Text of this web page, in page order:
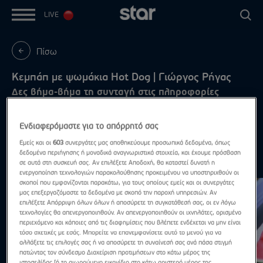
LIVE
Πίσω
Κεμπάπ με ψωμάκια Hot Dog | Γιώργος Ρήγας
Δες βήμα-βήμα τη συνταγή στις πληροφορίες
Συνταγές Δες τα όλα
Ενδιαφερόμαστε για το απόρρητό σας
Εμείς και οι603 συνεργάτες μας αποθηκεύουμε προσωπικά δεδομένα, όπως
δεδομένα περιήγησης ή μοναδικά αναγνωριστικά στοιχεία, και έχουμε πρόσβαση
σε αυτά στη συσκευή σας. Αν επιλέξετε Αποδοχή, θα καταστεί δυνατή η
ενεργοποίηση τεχνολογιών παρακολούθησης προκειμένου να υποστηριχθούν οι
σκοποί που εμφανίζονται παρακάτω, για τους οποίους εμείς και οι συνεργάτες
μας επεξεργαζόμαστε τα δεδομένα με σκοπό την παροχή υπηρεσιών. Αν
επιλέξετε Απόρριψη όλων όλων ή αποσύρετε τη συγκατάθεσή σας, οι εν λόγω
τεχνολογίες θα απενεργοποιηθούν. Αν απενεργοποιηθούν οι ιχνηλάτες, ορισμένο
περιεχόμενο και κάποιες από τις διαφημίσεις που βλέπετε ενδέχεται να μην είναι
τόσο σχετικές με εσάς. Μπορείτε να επανεμφανίσετε αυτό το μενού για να
αλλάξετε τις επιλογές σας ή να αποσύρετε τη συναίνεσή σας ανά πάσα στιγμή
πατώντας τον σύνδεσμο Διαχείριση προτιμήσεων στο κάτω μέρος της